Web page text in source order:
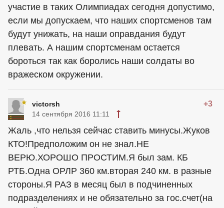
участие в таких Олимпиадах сегодня допустимо,
если мы допускаем, что наших спортсменов там
будут унижать, на наши оправдания будут
плевать. А нашим спортсменам остается
бороться так как боролись наши солдаты во
вражеском окружении.
victorsh +3
14 сентября 2016 11:11
Жаль ,что нельзя сейчас ставить минусы.Жуков
КТО!Предположим он не знал.НЕ
ВЕРЮ.ХОРОШО ПРОСТИМ.Я был зам. КБ
РТБ.Одна ОРЛР 360 км.вторая 240 км. в разные
стороны.Я РАЗ в месяц был в подчиненных
подразделениях и не обязательно за гос.счет(на